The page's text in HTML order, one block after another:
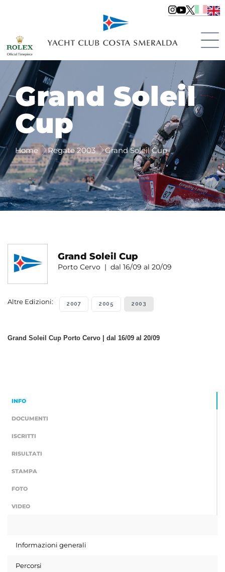
Grand Soleil
Cup
Home Regate 2003 Grand Soleil Cup
Grand Soleil Cup
Porto Cervo | dal 16/09 al 20/09
Altre Edizioni: 2007 2005 2003
Grand Soleil Cup Porto Cervo | dal 16/09 al 20/09
INFO
DOCUMENTI
ISCRITTI
RISULTATI
STAMPA
FOTO
VIDEO
Informazioni generali
Percorsi